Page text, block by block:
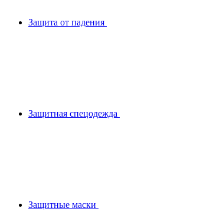
Защита от падения
Защитная спецодежда
Защитные маски